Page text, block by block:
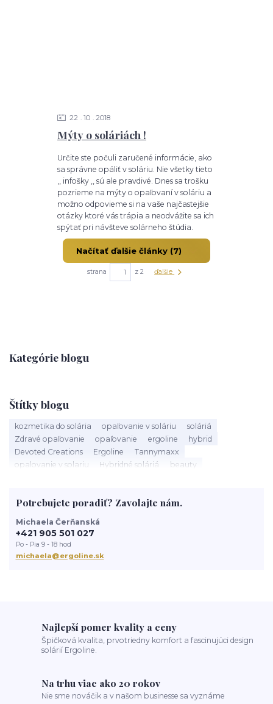
Kategórie blogu
Štítky blogu
kozmetika do solária opaľovanie v soláriu
soláriá
Zdravé opaľovanie
opaľovanie ergoline
hybrid
Devoted Creations
Ergoline
Tannymaxx
opalovanie v solariu
Hybridné soláriá
beauty
novinky
devoted creations servis solaria
Potrebujete poradiť? Zavolajte nám.
Michaela Čerňanská
+421 905 501 027
Po - Pia 9 - 18 hod
michaela@ergoline.sk
Mýty o soláriách !
22 10 2018
Určite ste počuli zaručené informácie, ako
sa správne opáliť v soláriu. Nie všetky tieto
,, infošky ,, sú ale pravdivé. Dnes sa trošku
pozrieme na mýty o opaľovaní v soláriu a
možno odpovieme si na vaše najčastejšie
otázky ktoré vás trápia a neodvážite sa ich
spýtať pri návšteve solárneho štúdia.
Načítať ďalšie články (7)
strana z 2 ďalšie
Najlepší pomer kvality a ceny
Špičková kvalita, prvotriedny komfort a fascinujúci design
solárií Ergoline.
Na trhu viac ako 20 rokov
Nie sme nováčik a v našom businesse sa vyznáme